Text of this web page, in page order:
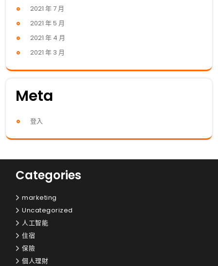
2021 年 7 月
2021 年 5 月
2021 年 4 月
2021 年 3 月
Meta
登入
Categories
marketing
Uncategorized
人工智能
住宿
保險
個人理財